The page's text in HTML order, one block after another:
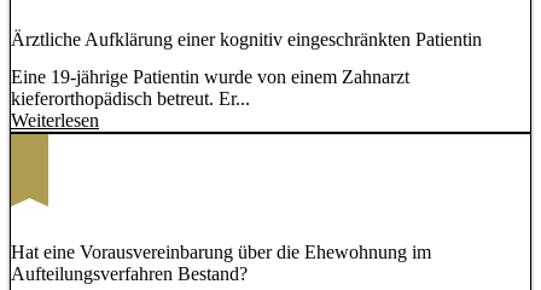
Ärztliche Aufklärung einer kognitiv eingeschränkten Patientin
Eine 19-jährige Patientin wurde von einem Zahnarzt
kieferorthopädisch betreut. Er...
Weiterlesen
Hat eine Vorausvereinbarung über die Ehewohnung im
Aufteilungsverfahren Bestand?